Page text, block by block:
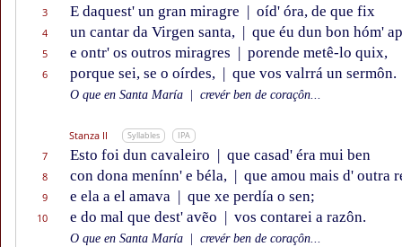
3 E daquest' un gran miragre | oíd' óra, de que fix
4 un cantar da Virgen santa, | que éu dun bon hóm'
5 e ontr' os outros miragres | porende metê-lo quix,
6 porque sei, se o oírdes, | que vos valrrá un sermôn.
O que en Santa María crevér ben de coraçôn...
Stanza II Syllables IPA
7 Esto foi dun cavaleiro | que casad' éra mui ben
8 con dona menínn' e béla, | que amou mais d' outra
9 e ela a el amava | que xe perdía o sen;
10 e do mal que dest' avẽo | vos contarei a razôn.
O que en Santa María crevér ben de coraçôn...